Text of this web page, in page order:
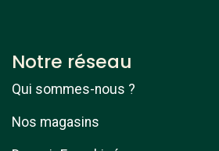
Notre réseau
Qui sommes-nous ?
Nos magasins